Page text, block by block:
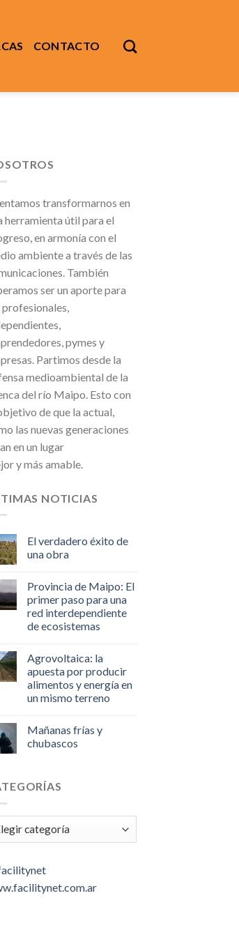
CONTACTO
transformarnos en
herramienta útil para el
en armonía con el
ambiente a través de las
También
ser un aporte para
profesionales,
pymes y
Partimos desde la
medioambiental de la
del río Maipo. Esto con
de que la actual,
las nuevas generaciones
en un lugar
y más amable.
NOTICIAS
El verdadero éxito de
una obra
Provincia de Maipo: El
primer paso para una
red interdependiente
de ecosistemas
Agrovoltaica: la
apuesta por producir
alimentos y energía en
un mismo terreno
Mañanas frías y
chubascos